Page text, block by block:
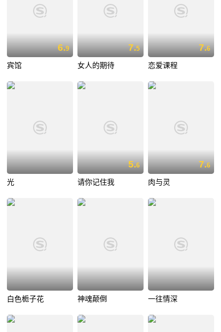
6.9
宾馆
7.5
女人的期待
7.6
恋爱课程
光
5.6
请你记住我
7.6
肉与灵
白色栀子花 神魂颠倒 一往情深